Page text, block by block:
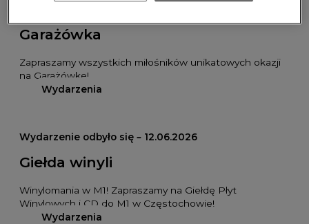
Garażówka
Zapraszamy wszystkich miłośników unikatowych okazji
na Garażówkę!
Wydarzenia
Wydarzenie odbyło się – 12.06.2026
Giełda winyli
Winylomania w M1! Zapraszamy na Giełdę Płyt
Winylowych i CD do M1 w Częstochowie!
Wydarzenia